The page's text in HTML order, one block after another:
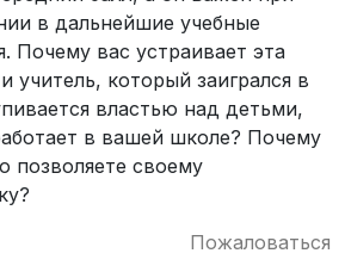
в дальнейшие учебные
Почему вас устраивает эта
учитель, который заигрался в
властью над детьми,
в вашей школе? Почему
позволяете своему
Пожаловаться